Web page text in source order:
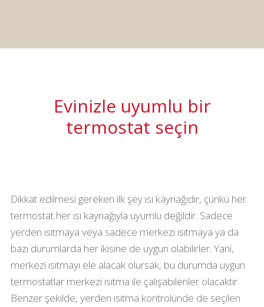
Evinizle uyumlu bir
termostat seçin
Dikkat edilmesi gereken ilk şey ısı kaynağıdır, çünkü her
termostat her ısı kaynağıyla uyumlu değildir. Sadece
yerden ısıtmaya veya sadece merkezi ısıtmaya ya da
bazı durumlarda her ikisine de uygun olabilirler. Yani,
merkezi ısıtmayı ele alacak olursak, bu durumda uygun
termostatlar merkezi ısıtma ile çalışabilenler olacaktır.
Benzer şekilde, yerden ısıtma kontrolünde de seçilen